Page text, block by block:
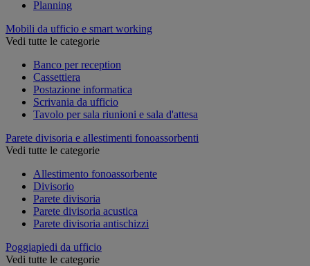
Planning
Mobili da ufficio e smart working
Vedi tutte le categorie
Banco per reception
Cassettiera
Postazione informatica
Scrivania da ufficio
Tavolo per sala riunioni e sala d'attesa
Parete divisoria e allestimenti fonoassorbenti
Vedi tutte le categorie
Allestimento fonoassorbente
Divisorio
Parete divisoria
Parete divisoria acustica
Parete divisoria antischizzi
Poggiapiedi da ufficio
Vedi tutte le categorie